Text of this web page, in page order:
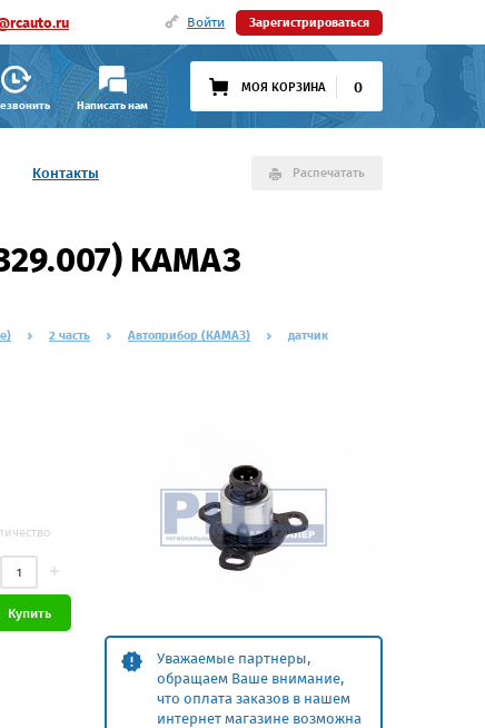
Войти Зарегистрироваться
Написать нам
МОЯ КОРЗИНА 0
Контакты Распечатать
КАМАЗ
2 часть Автоприбор (КАМАЗ)
датчик
Уважаемые партнеры,
обращаем Ваше внимание,
что оплата заказов в нашем
интернет магазине возможна
Купить